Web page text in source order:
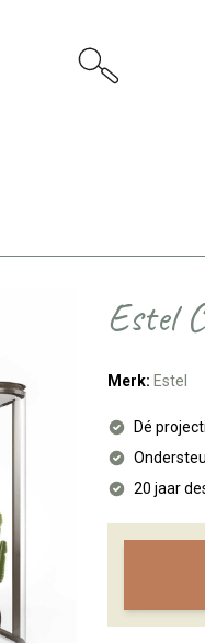
Estel
Merk: Estel
Dé
20 jaar